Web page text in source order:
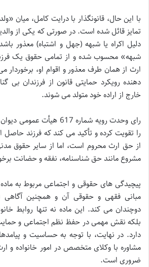
با این حال، قانونگذار با درایت کامل، میان
تمایز قائل شده است. در صورتی که یکی از
دلیل اکراه یا شبهه (جهل و اشتباه) معذور
شبهه» محسوب شده و از تمامی حقوق یک
ارث از همان طرف معذور و اقوام او، برخوردار
دهنده رویکرد حمایتی قانون از فرزندان بی
خارج از اراده خود متولد می شوند.
رای وحدت رویه شماره 617
را تقویت کرده و تأکید می کند که فرزند حاصل
از حق ارث محروم است، اما از سایر حقوق
مشروع مانند حق شناسنامه، نفقه و حضانت
مبانی فقهی و حقوقی آن و همچنین آگاهی
دوچندان می کند. این ماده نه تنها روابط
بلکه نقش مهمی در حفظ نظم اجتماعی و حمایت
دارد. در نهایت، با توجه به حساسیت و
مشاوره با وکلای متخصص در امور خانواده و
ضروری است.